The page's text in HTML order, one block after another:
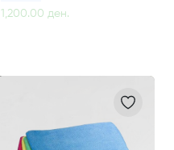
1,200.00 ден.